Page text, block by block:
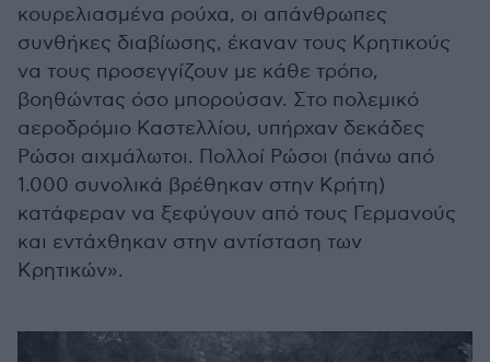
κουρελιασμένα ρούχα, οι απάνθρωπες
συνθήκες διαβίωσης, έκαναν τους Κρητικούς
να τους προσεγγίζουν με κάθε τρόπο,
βοηθώντας όσο μπορούσαν. Στο πολεμικό
αεροδρόμιο Καστελλίου, υπήρχαν δεκάδες
Ρώσοι αιχμάλωτοι. Πολλοί Ρώσοι (πάνω από
1.000 συνολικά βρέθηκαν στην Κρήτη)
κατάφεραν να ξεφύγουν από τους Γερμανούς
και εντάχθηκαν στην αντίσταση των
Κρητικών».